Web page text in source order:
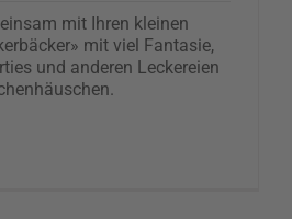
mit Ihren kleinen
mit viel Fantasie,
und anderen Leckereien